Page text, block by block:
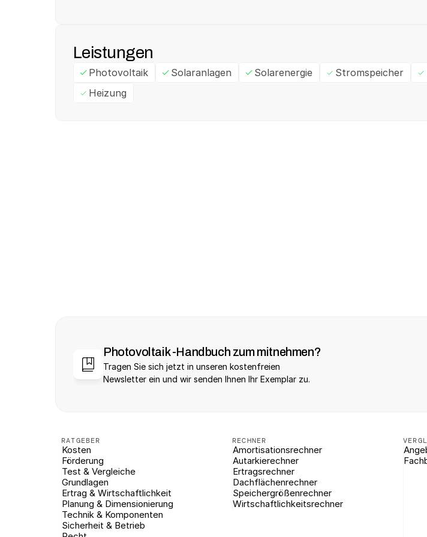
Leistungen
Photovoltaik Solaranlagen Solarenergie Stromspeicher
Heizung
Photovoltaik -Handbuch zum mitnehmen?
Tragen Sie sich jetzt in unseren kostenfreien
Newsletter ein und wir senden Ihnen Ihr Exemplar zu.
RATGEBER
Kosten
Förderung
Test & Vergleiche
Grundlagen
Ertrag & Wirtschaftlichkeit
Planung & Dimensionierung
Technik & Komponenten
Sicherheit & Betrieb
RECHNER
Amortisationsrechner
Autarkierechner
Ertragsrechner
Dachflächenrechner
Speichergrößenrechner
Wirtschaftlichkeitsrechner